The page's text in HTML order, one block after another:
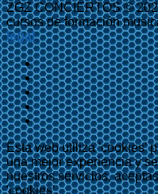
ZGZ CONCIERTOS ©
cursos de formación
legal
Esta web utiliza 'cookies'
una mejor experiencia y
nuestros servicios,
'cookies'.